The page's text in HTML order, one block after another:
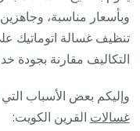
وبأسعار مناسبة،
تنظيف غسالة اتوماتيك
التكاليف مقارنة بجودة
وإليكم بعض الأسباب
غسالات القرين الكويت: